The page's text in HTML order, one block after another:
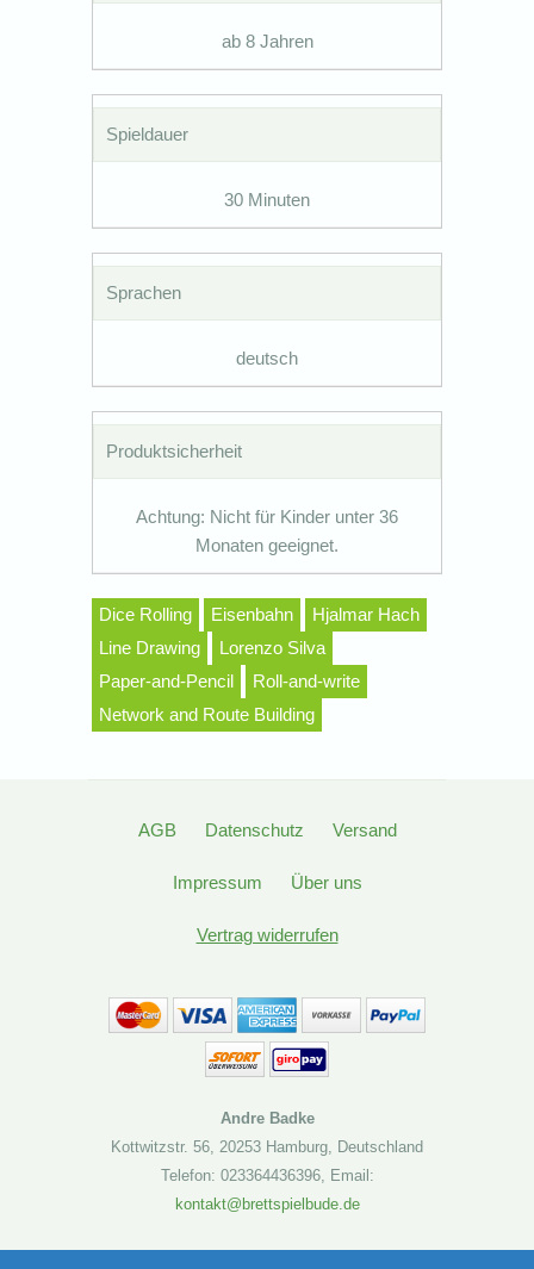
ab 8 Jahren
Spieldauer
30 Minuten
Sprachen
deutsch
Produktsicherheit
Achtung: Nicht für Kinder unter 36
Monaten geeignet.
Dice Rolling Eisenbahn
Hjalmar Hach
Line Drawing
Lorenzo Silva
Paper-and-Pencil
Roll-and-write
Network and Route Building
AGB Datenschutz Versand
Impressum Über uns
Vertrag widerrufen
Andre Badke
Kottwitzstr. 56 20253 Hamburg Deutschland
Telefon: 023364436396, Email:
kontakt@brettspielbude.de